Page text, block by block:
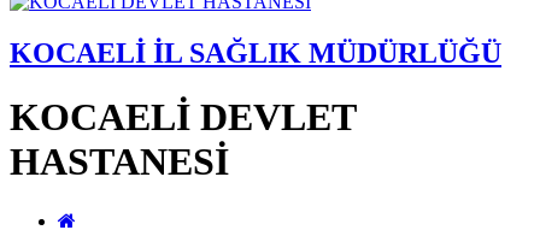
KOCAELİ İL SAĞLIK MÜDÜRLÜĞÜ
KOCAELİ DEVLET
HASTANESİ